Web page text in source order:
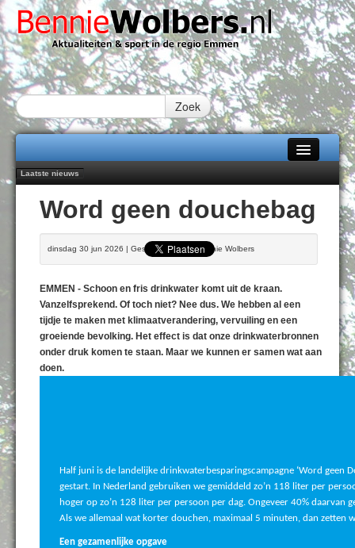
Zoek
Home
Alle categorieën
Contact / Tiplijn
Fotoboek
Laatste nieuws
Daan Lambers tekent eerste profcontract bij FC Emmen
Jubileumfeest 35 jaar De Amer
Hunzeloopwandeltocht keert op 19 september 2026 terug naar Zuidlaren
102 kaarsen voor eeuwling Mieke Sijbom-Maatje
Word geen douchebag
dinsdag 30 jun 2026 | Geschreven door Bennie Wolbers
EMMEN - Schoon en fris drinkwater komt uit de kraan.
Vanzelfsprekend. Of toch niet? Nee dus. We hebben al een
tijdje te maken met klimaatverandering, vervuiling en een
groeiende bevolking. Het effect is dat onze drinkwaterbronnen
onder druk komen te staan. Maar we kunnen er samen wat aan
doen.
Half juni is de landelijke drinkwaterbesparingscampagne ‘Word geen
gestart. In Nederland gebruiken we gemiddeld zo’n 118 liter per
hoger op zo’n 128 liter per persoon per dag. Ongeveer 40% daarvan
Als we allemaal wat korter douchen, maximaal 5 minuten, dan zetten
Een gezamenlijke opgave